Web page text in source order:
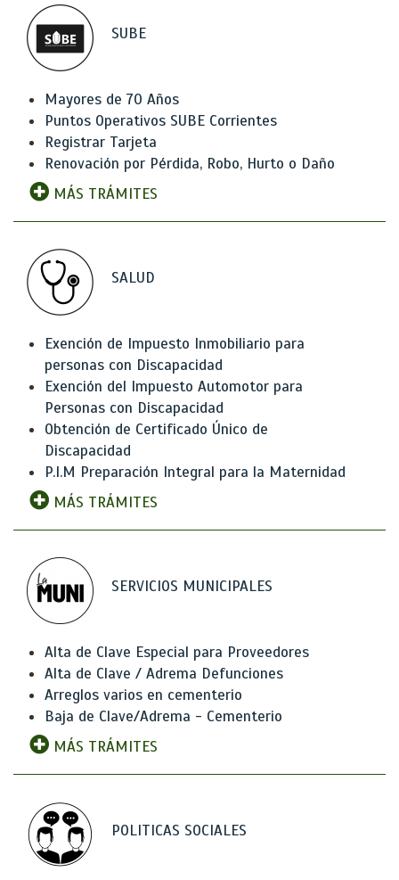
SUBE
Mayores de 70 Años
Puntos Operativos SUBE Corrientes
Registrar Tarjeta
Renovación por Pérdida, Robo, Hurto o Daño
MÁS TRÁMITES
SALUD
Exención de Impuesto Inmobiliario para
personas con Discapacidad
Exención del Impuesto Automotor para
Personas con Discapacidad
Obtención de Certificado Único de
Discapacidad
P.I.M Preparación Integral para la Maternidad
MÁS TRÁMITES
SERVICIOS MUNICIPALES
Alta de Clave Especial para Proveedores
Alta de Clave / Adrema Defunciones
Arreglos varios en cementerio
Baja de Clave/Adrema - Cementerio
MÁS TRÁMITES
POLITICAS SOCIALES